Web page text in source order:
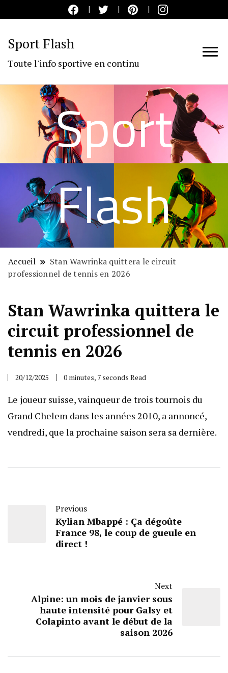
Sport Flash
Toute l'info sportive en continu
Sport
Flash
Accueil
Stan Wawrinka quittera le circuit
professionnel de tennis en 2026
Stan Wawrinka quittera le
circuit professionnel de
tennis en 2026
20/12/2025 0 minutes, 7 seconds Read
Le joueur suisse, vainqueur de trois tournois du
Grand Chelem dans les années 2010, a annoncé,
vendredi, que la prochaine saison sera sa dernière.
Previous
Kylian Mbappé : Ça dégoûte
France 98, le coup de gueule en
direct !
Next
Alpine: un mois de janvier sous
haute intensité pour Galsy et
Colapinto avant le début de la
saison 2026